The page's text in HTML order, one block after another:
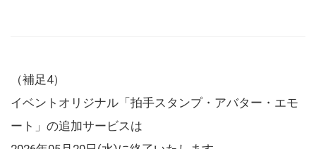
（補足4）
イベントオリジナル「拍手スタンプ・アバター・エモ
ート」の追加サービスは